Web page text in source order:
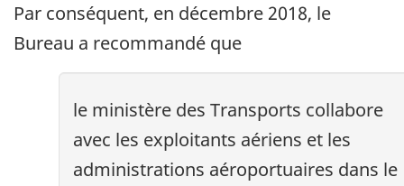
Par conséquent, en décembre 2018, le
Bureau a recommandé que
le ministère des Transports collabore
avec les exploitants aériens et les
administrations aéroportuaires dans le